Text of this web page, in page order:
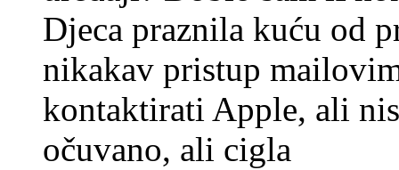
Djeca praznila kuću od
nikakav pristup
kontaktirati Apple, ali
očuvano, ali cigla